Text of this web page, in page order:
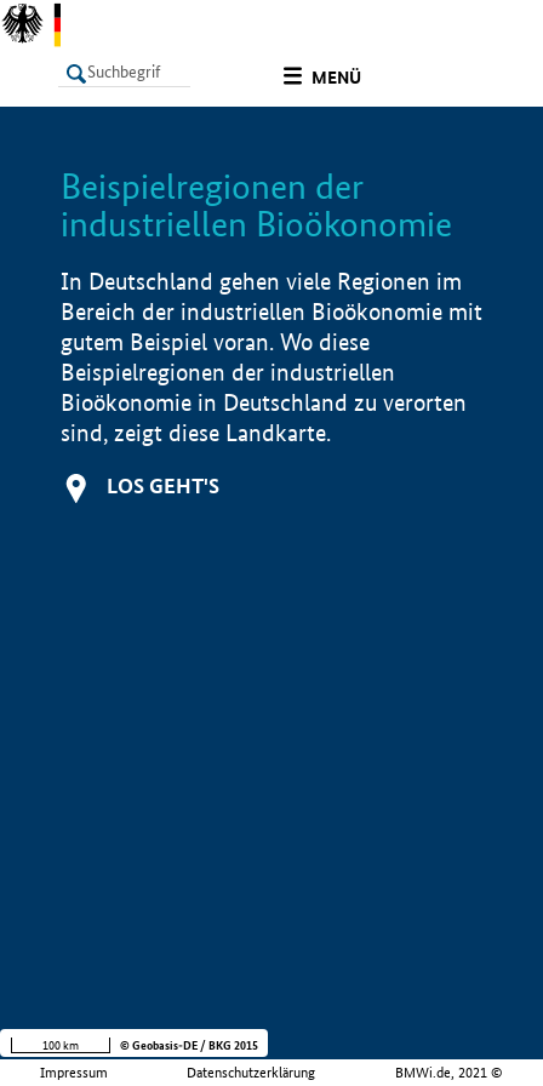
MENÜ
LISTE
Beispielregionen der
industriellen Bioökonomie
In Deutschland gehen viele Regionen im
Bereich der industriellen Bioökonomie mit
gutem Beispiel voran. Wo diese
Beispielregionen der industriellen
Bioökonomie in Deutschland zu verorten
sind, zeigt diese Landkarte.
LOS GEHT'S
Impressum Datenschutzerklärung BMWi.de, 2021 ©
100 km © Geobasis-DE / BKG 2015